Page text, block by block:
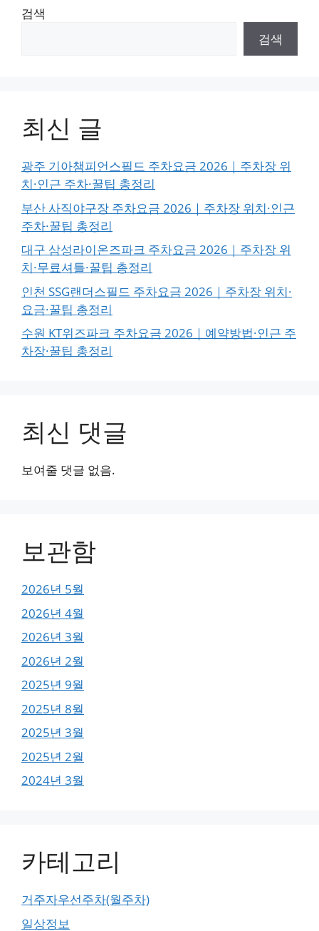
검색
검색
최신 글
광주 기아챔피언스필드 주차요금 2026｜주차장 위
치·인근 주차·꿀팁 총정리
부산 사직야구장 주차요금 2026｜주차장 위치·인근
주차·꿀팁 총정리
대구 삼성라이온즈파크 주차요금 2026｜주차장 위
치·무료셔틀·꿀팁 총정리
인천 SSG랜더스필드 주차요금 2026｜주차장 위치·
요금·꿀팁 총정리
수원 KT위즈파크 주차요금 2026｜예약방법·인근 주
차장·꿀팁 총정리
최신 댓글
보여줄 댓글 없음.
보관함
2026년 5월
2026년 4월
2026년 3월
2026년 2월
2025년 9월
2025년 8월
2025년 3월
2025년 2월
2024년 3월
카테고리
거주자우선주차(월주차)
일상정보